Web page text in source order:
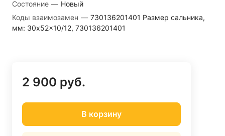
Состояние — Новый
Коды взаимозамен — 730136201401 Размер сальника,
мм: 30x52x10/12, 730136201401
2 900 руб.
В корзину